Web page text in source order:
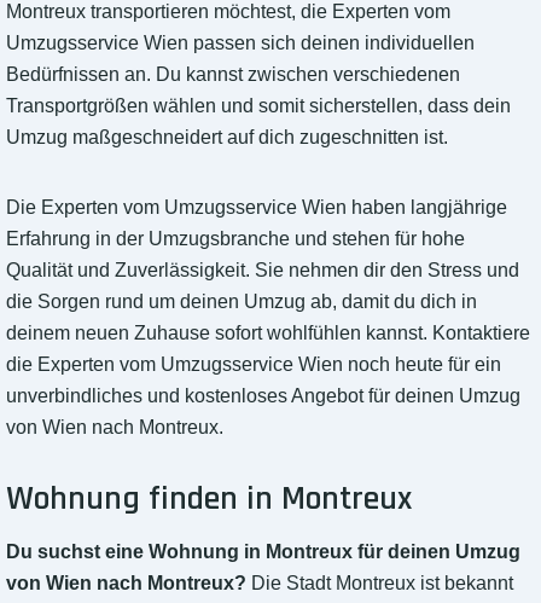
Montreux transportieren möchtest, die Experten vom
Umzugsservice Wien passen sich deinen individuellen
Bedürfnissen an. Du kannst zwischen verschiedenen
Transportgrößen wählen und somit sicherstellen, dass dein
Umzug maßgeschneidert auf dich zugeschnitten ist.
Die Experten vom Umzugsservice Wien haben langjährige
Erfahrung in der Umzugsbranche und stehen für hohe
Qualität und Zuverlässigkeit. Sie nehmen dir den Stress und
die Sorgen rund um deinen Umzug ab, damit du dich in
deinem neuen Zuhause sofort wohlfühlen kannst. Kontaktiere
die Experten vom Umzugsservice Wien noch heute für ein
unverbindliches und kostenloses Angebot für deinen Umzug
von Wien nach Montreux.
Wohnung finden in Montreux
Du suchst eine Wohnung in Montreux für deinen Umzug
von Wien nach Montreux? Die Stadt Montreux ist bekannt